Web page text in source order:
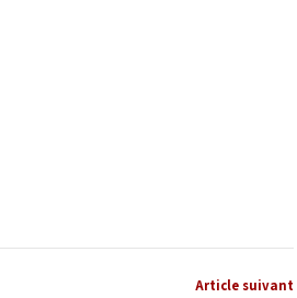
Article suivant